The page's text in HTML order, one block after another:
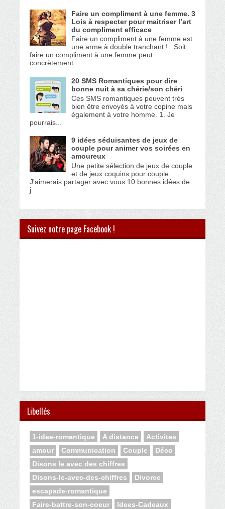
Faire un compliment à une femme. 3
Lois à respecter pour maitriser l’art
du compliment efficace
Faire un compliment à une femme est
une arme à double tranchant ! Soit
faire un compliment à une femme peut
concrètement...
20 SMS Romantiques pour dire
bonne nuit à sa chérie/son chéri
Ces SMS romantiques peuvent très
bien être envoyés à votre copine mais
également à votre homme. 1. Je
pourrais...
9 idées séduisantes de jeux de
couple pour animer vos soirées en
amoureux
Une petite sélection de jeux de couple
et de jeux coquins pour couple.
J'aimerais partager avec vous 10 bonnes idées de
j...
Suivez notre page Facebook !
Libellés
1-idee-romantique A distance
Activites
amour
Communication Couple
Déco
Disons le avec des chiffres
Disons-le-avec-des-chiffres
Divorce
escapade-romantique
Faire-battre-son-coeur
Idees-Cadeaux